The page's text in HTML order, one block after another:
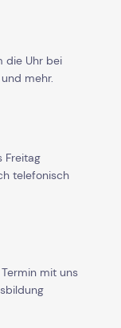
die Uhr bei
mehr.
Freitag
telefonisch
mit uns